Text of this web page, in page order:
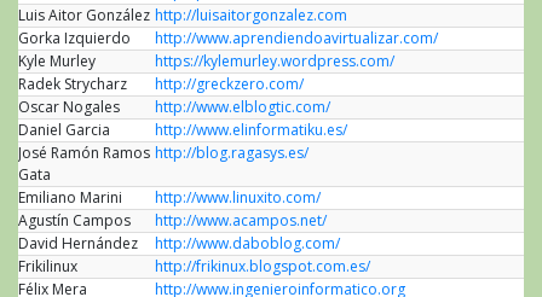
Luis Aitor González http://luisaitorgonzalez.com
Gorka Izquierdo
http://www.aprendiendoavirtualizar.com/
Kyle Murley
https://kylemurley.wordpress.com/
Radek Strycharz
http://greckzero.com/
Oscar Nogales
http://www.elblogtic.com/
Daniel Garcia
http://www.elinformatiku.es/
José Ramón Ramos
Gata
http://blog.ragasys.es/
Emiliano Marini
http://www.linuxito.com/
Agustín Campos
http://www.acampos.net/
David Hernández
http://www.daboblog.com/
Frikilinux
http://frikinux.blogspot.com.es/
Félix Mera
http://www.ingenieroinformatico.org